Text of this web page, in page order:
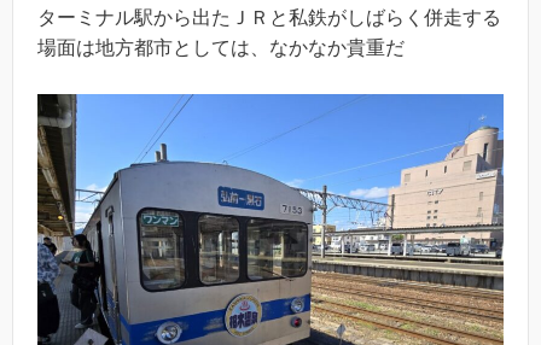
ターミナル駅から出たＪＲと私鉄がしばらく併走する
場面は地方都市としては、なかなか貴重だ